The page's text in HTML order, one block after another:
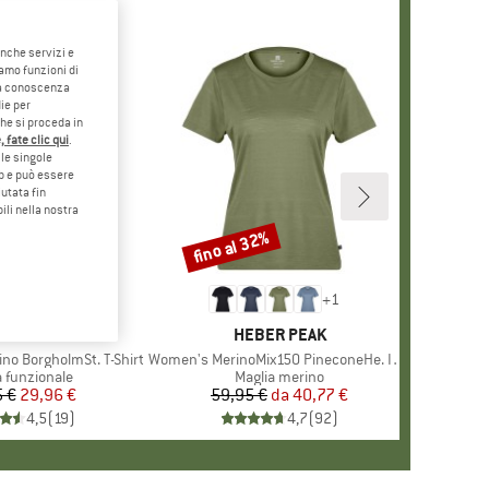
BorgholmSt. T-Shirt
di prodotti
funzionale
Prezzo
€ Prezzo ridotto
29,96 €
4,5(19)
+1
MARCHIO
HEBER PEAK
Articolo
Women's MerinoMix150 PineconeHe. II T-Shirt
Gruppo di prodotti
Maglia merino
Prezzo
59,95 € Prezzo ridotto
da 40,77 €
4,7(92)
Sconto
fino al 32%
servizi e
funzioni di
conoscenza
per
si proceda in
fate clic qui.
singole
e può essere
fin
nella nostra